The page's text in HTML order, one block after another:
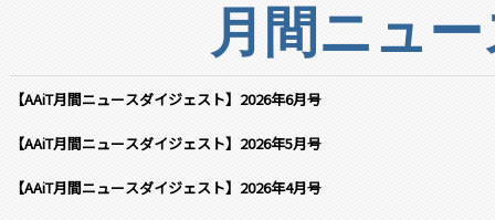
月間ニュ
【AAiT月間ニュースダイジェスト】2026年6月号
【AAiT月間ニュースダイジェスト】2026年5月号
【AAiT月間ニュースダイジェスト】2026年4月号